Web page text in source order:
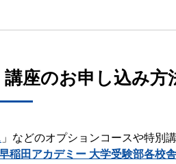
座のお申し込み方
」などのオプションコースや特別
稲田アカデミー 大学受験部各校舎